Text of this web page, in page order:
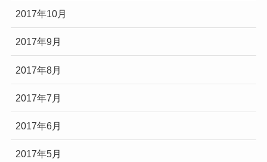
2017年10月
2017年9月
2017年8月
2017年7月
2017年6月
2017年5月